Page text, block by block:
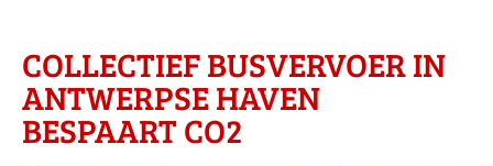
COLLECTIEF BUSVERVOER IN
ANTWERPSE HAVEN
BESPAART CO2